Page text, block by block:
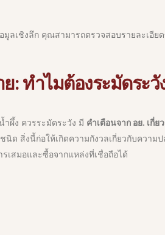
ลเชิงลึก คุณสามารถตรวจสอบรายละเอีย
ทำไมต้องระมัดระวั
ผึ้ง ควรระมัดระวัง มี คำเตือนจาก อย. เกี่
สิ่งนี้ก่อให้เกิดความกังวลเกี่ยวกับความ
เสมอและซื้อจากแหล่งที่เชื่อถือได้